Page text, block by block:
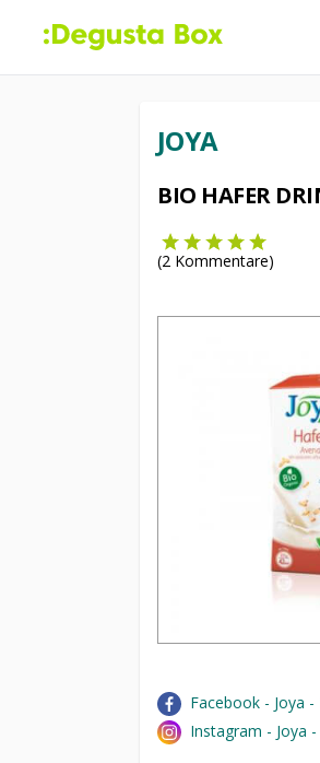
JOYA
BIO HAFER
(2 Kommentare)
Facebook - Joya
Instagram - Joya